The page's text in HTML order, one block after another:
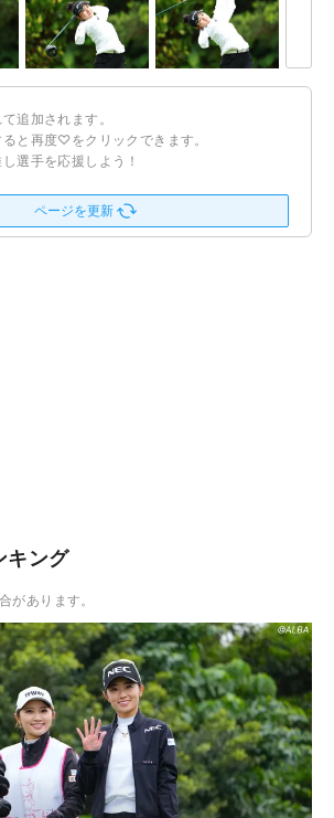
追加されます。
と再度♡をクリックできます。
選手を応援しよう！
ページを更新
キング
があります。